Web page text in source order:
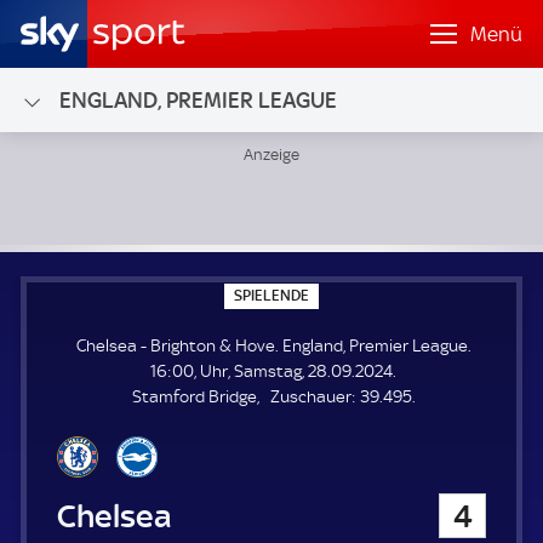
Menü
ENGLAND, PREMIER LEAGUE
SPIELENDE
P
E
L
E
N
Chelsea - Brighton & Hove. England, Premier League.
16:00, Uhr, Samstag, 28.09.2024.
Stamford Bridge
Zuschauer: Z
39.495.
Chelsea 4